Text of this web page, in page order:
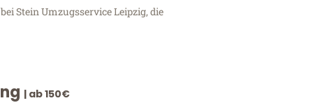
Stein Umzugsservice Leipzig, die
| ab 150€